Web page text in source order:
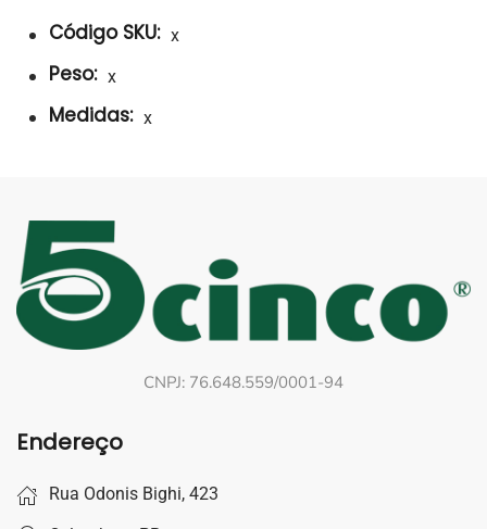
Código SKU: x
Peso: x
Medidas: x
CNPJ: 76.648.559/0001-94
Endereço
Rua Odonis Bighi, 423